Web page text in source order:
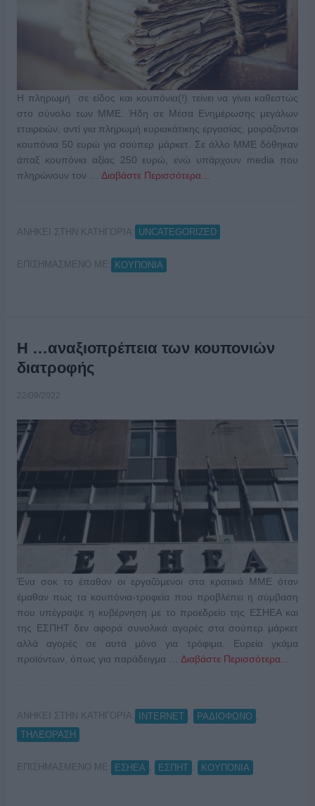
Η πληρωμή σε είδος και κουπόνια(!) τείνει να γίνει καθεστώς
στο σύνολο των ΜΜΕ. Ήδη σε Μέσα Ενημέρωσης μεγάλων
εταιρειών, αντί για πληρωμή κυριακάτικης εργασίας, μοιράζονται
κουπόνια 50 ευρώ για σούπερ μάρκετ. Σε άλλο ΜΜΕ δόθηκαν
άπαξ κουπόνια αξίας 250 ευρώ, ενώ υπάρχουν media που
πληρώνουν τον … Διαβάστε Περισσότερα...
ΑΝΗΚΕΙ ΣΤΗΝ ΚΑΤΗΓΟΡΙΑ: UNCATEGORIZED
ΕΠΙΣΗΜΑΣΜΕΝΟ ΜΕ: ΚΟΥΠΟΝΙΑ
Η …αναξιοπρέπεια των κουπονιών
διατροφής
22/09/2022
Ένα σοκ το έπαθαν οι εργαζόμενοι στα κρατικά ΜΜΕ όταν
έμαθαν πως τα κουπόνια-τροφεία που προβλέπει η σύμβαση
που υπέγραψε η κυβέρνηση με το προεδρείο της ΕΣΗΕΑ και
της ΕΣΠΗΤ δεν αφορά συνολικά αγορές στα σούπερ μάρκετ
αλλά αγορές σε αυτά μόνο για τρόφιμα. Ευρεία γκάμα
προϊόντων, όπως για παράδειγμα … Διαβάστε Περισσότερα...
ΑΝΗΚΕΙ ΣΤΗΝ ΚΑΤΗΓΟΡΙΑ: INTERNET ΡΑΔΙΟΦΩΝΟ
ΤΗΛΕΟΡΑΣΗ
ΕΠΙΣΗΜΑΣΜΕΝΟ ΜΕ: ΕΣΗΕΑ ΕΣΠΗΤ ΚΟΥΠΟΝΙΑ